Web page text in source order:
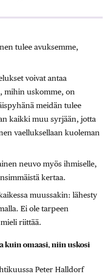
tulee avuksemme,
voivat antaa
mihin uskomme, on
meidän tulee
kaikki muu syrjään, jotta
vaelluksellaan kuoleman
neuvo myös ihmiselle,
kertaa.
muussakin: lähesty
Ei ole tarpeen
riittää.
kuin omaasi, niin uskosi
Peter Halldorf